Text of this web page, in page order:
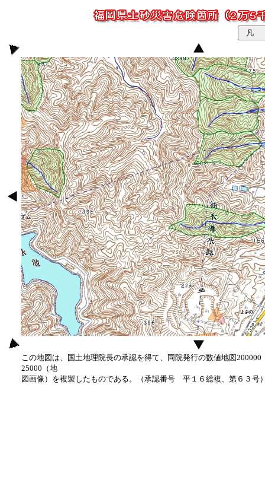
この地図は、国土地理院長の承認を得て、同院発行の数値地図
25000（地
図画像）を複製したものである。（承認番号 平１６総複、第６３号